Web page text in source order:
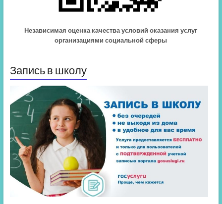
Независимая оценка качества условий оказания услуг
организациями социальной сферы
Запись в школу